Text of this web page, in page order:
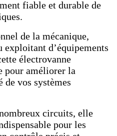
fiable et durable de
de la mécanique,
d’équipements
électrovanne
pour améliorer la
de vos systèmes
circuits, elle
pour les